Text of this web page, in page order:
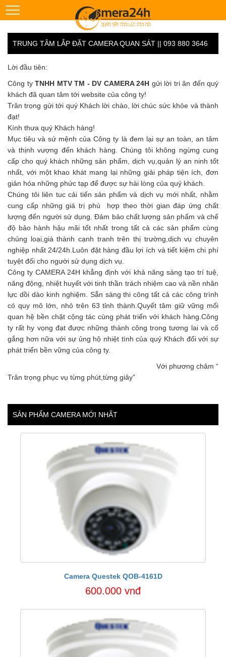
TRUNG TÂM LẮP ĐẶT CAMERA QUAN SÁT || 093 880 3646
Lời đầu tiên:
Công ty TNHH MTV TM - DV CAMERA 24H gửi lời tri ân đến quý
khách đã quan tâm tới website của công ty!
Trân trọng gửi tới quý Khách lời chào, lời chúc sức khỏe và thành
đạt!
Kính thưa quý Khách hàng!
Mục tiêu và sứ mệnh của Công ty là đem lại sự an toàn, an tâm
và thịnh vượng đến khách hàng. Chúng tôi không ngừng cung
cấp cho quý khách những sản phẩm, dịch vụ,quản lý an ninh tốt
nhất, với một khao khát mang lại những giải pháp tiện ích, đơn
giản hóa những phức tạp để được sự hài lòng của quý khách.
Chúng tôi liên tuc cải tiến sản phẩm và dịch vụ mới nhất, nhằm
cung cấp những giá trị phù hợp theo thời gian đáp ứng chất
lượng đến người sử dụng. Đảm bảo chất lượng sản phẩm và chế
độ bảo hành hậu mãi tốt nhất trong tất cả các sản phẩm cùng
chủng loại,giá thành cạnh tranh trên thị trường,dịch vụ chuyên
nghiệp nhất 24/24h.Luôn đặt hàng đầu lợi ích và tiết kiệm chi phí
tuyệt đối cho người sử dụng dịch vụ.
Công ty CAMERA 24H khẳng định với khả năng sáng tạo trí tuệ,
năng động, nhiệt huyết với tinh thần trách nhiệm cao và nền nhân
lực dồi dào kinh nghiệm. Sẵn sàng thi công tất cả các công trình
có quy mô lớn, nhỏ trên 63 tỉnh thành.Quyết tâm giữ vững mối
quan hệ bền chặt cộng tác cùng phát triển với khách hàng.Công
ty rất hy vọng đạt được những thành công trong tương lai và cố
gắng hơn nữa với sự ủng hộ nhiệt tình của quý Khách đối với sự
phát triển bền vững của công ty.
Với phương châm “
Trân trọng phục vụ từng phút,từng giây”
SẢN PHẨM CAMERA MỚI NHẤT
Camera Questek QOB-4161D
600.000 vnđ